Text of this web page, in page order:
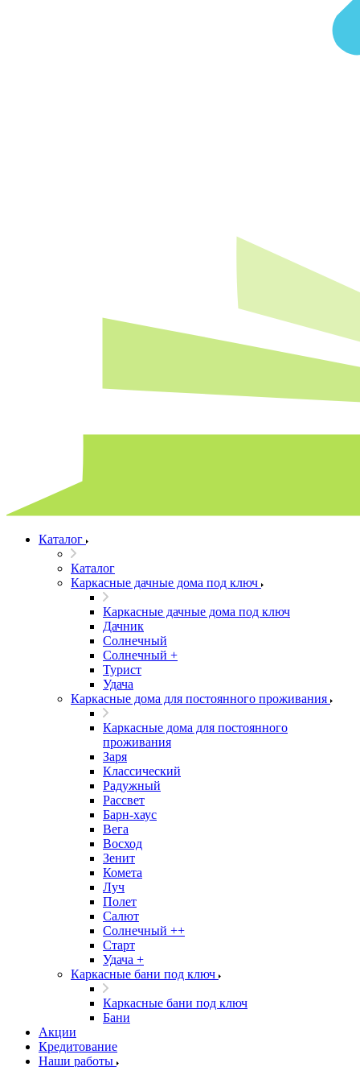
Каталог
Каталог
Каркасные дачные дома под ключ
Каркасные дачные дома под ключ
Дачник
Солнечный
Солнечный +
Турист
Удача
Каркасные дома для постоянного проживания
Каркасные дома для постоянного
проживания
Заря
Классический
Радужный
Рассвет
Барн-хаус
Вега
Восход
Зенит
Комета
Луч
Полет
Салют
Солнечный ++
Старт
Удача +
Каркасные бани под ключ
Каркасные бани под ключ
Бани
Акции
Кредитование
Наши работы